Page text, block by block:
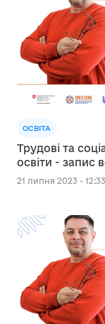
ОСВІТА
Трудові та
освіти - запис
21 липня 2023 - 12:33